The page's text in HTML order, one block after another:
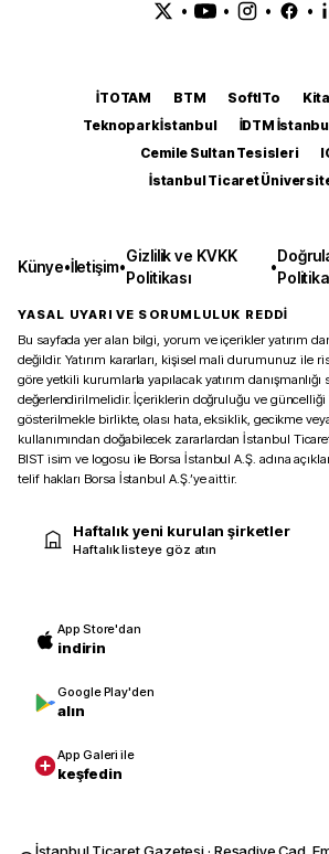
• • • •
İTOTAM BTM SoftITo
Teknopark İstanbul
İDTM
Cemile Sultan Tesisleri
İstanbul Ticaret
Künye•İletişim•
Gizlilik ve KVKK
Politikası
•
YASAL UYARI VE SORUMLULUK REDDİ
Bu sayfada yer alan bilgi, yorum ve içerikler yatırım
değildir. Yatırım kararları, kişisel mali durumunuz ile
göre yetkili kurumlarla yapılacak yatırım
değerlendirilmelidir. İçeriklerin doğruluğu ve
gösterilmekle birlikte, olası hata, eksiklik, gecikme
kullanımından doğabilecek zararlardan İstanbul
BIST isim ve logosu ile Borsa İstanbul A.Ş. adına
telif hakları Borsa İstanbul A.Ş.’ye aittir.
Haftalık yeni kurulan şirketler
Haftalık listeye göz atın
App Store'dan
indirin
Google Play'den
alın
App Galeri ile
keşfedin